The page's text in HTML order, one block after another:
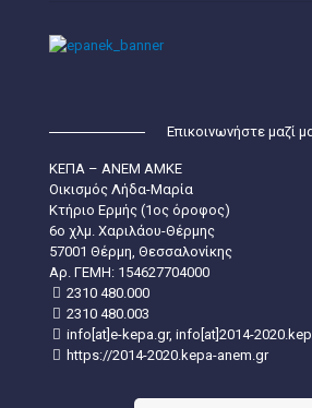
Επικοινωνήστε μαζί
ΚΕΠΑ – ΑΝΕΜ ΑΜΚΕ
Οικισμός Λήδα-Μαρία
Κτήριο Ερμής (1ος όροφος)
6ο χλμ. Χαριλάου-Θέρμης
57001 Θέρμη, Θεσσαλονίκης
Aρ. ΓΕΜΗ: 154627704000
2310 480.000
2310 480.003
info[at]e-kepa.gr, info[at]2014-
https://2014-2020.kepa-anem.gr